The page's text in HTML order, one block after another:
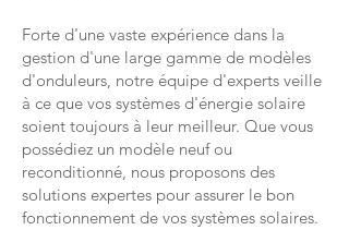
Forte d'une vaste expérience dans la
gestion d'une large gamme de modèles
d'onduleurs, notre équipe d'experts veille
à ce que vos systèmes d'énergie solaire
soient toujours à leur meilleur. Que vous
possédiez un modèle neuf ou
reconditionné, nous proposons des
solutions expertes pour assurer le bon
fonctionnement de vos systèmes solaires.